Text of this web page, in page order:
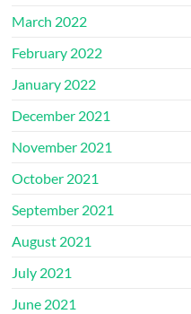
March 2022
February 2022
January 2022
December 2021
November 2021
October 2021
September 2021
August 2021
July 2021
June 2021